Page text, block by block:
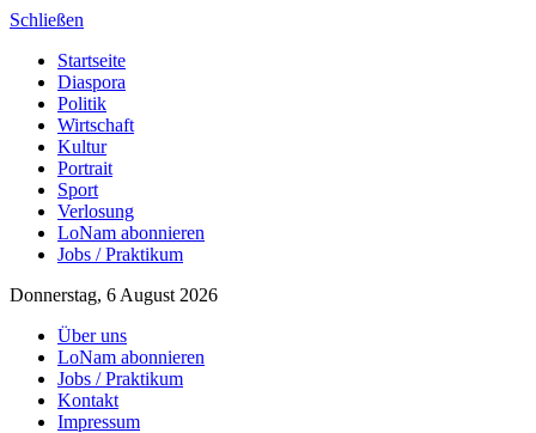
Schließen
Startseite
Diaspora
Politik
Wirtschaft
Kultur
Portrait
Sport
Verlosung
LoNam abonnieren
Jobs / Praktikum
Donnerstag, 6 August 2026
Über uns
LoNam abonnieren
Jobs / Praktikum
Kontakt
Impressum